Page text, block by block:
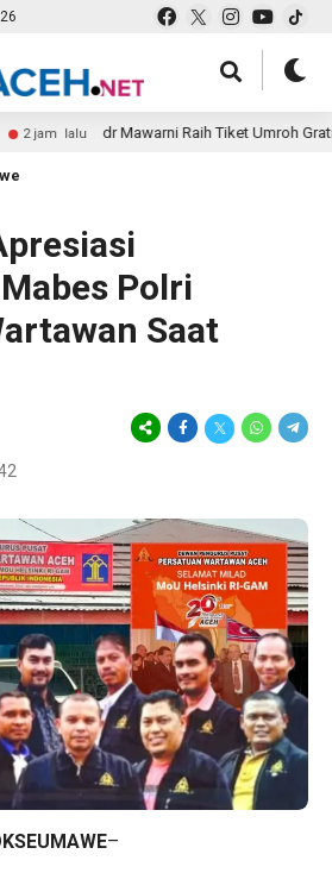
lalu dr Mawarni Raih Tiket Umroh Gratis,
Polri
Saat
–